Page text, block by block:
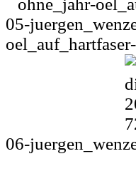
05-
06-